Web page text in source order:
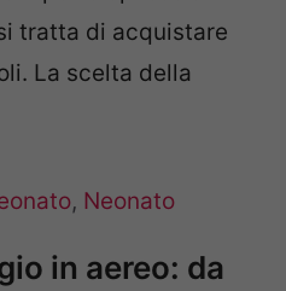
tratta di acquistare
La scelta della
, Neonato
in aereo: da